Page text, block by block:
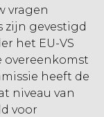
vragen
zijn gevestigd
het EU-VS
overeenkomst
heeft de
niveau van
voor